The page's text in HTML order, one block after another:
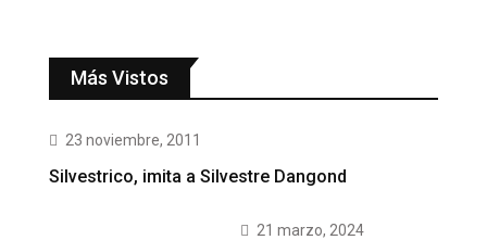
Más Vistos
23 noviembre, 2011
Silvestrico, imita a Silvestre Dangond
21 marzo, 2024